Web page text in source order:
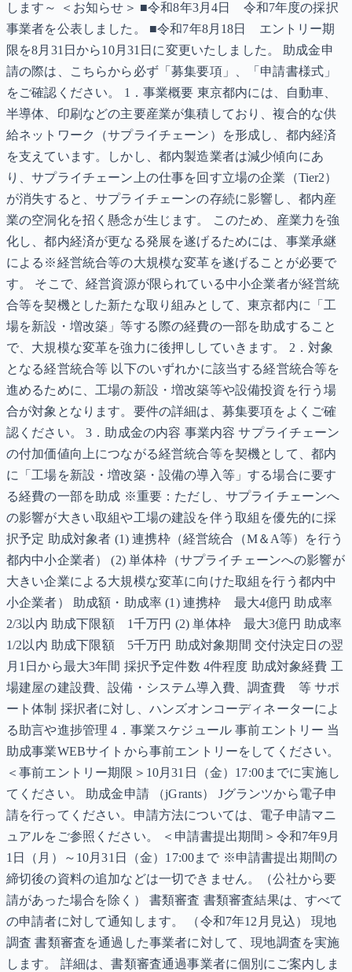
します～ ＜お知らせ＞ ■令和8年3月4日 令和7年度の採択
事業者を公表しました。 ■令和7年8月18日 エントリー期
限を8月31日から10月31日に変更いたしました。 助成金申
請の際は、こちらから必ず「募集要項」、「申請書様式」
をご確認ください。 1．事業概要 東京都内には、自動車、
半導体、印刷などの主要産業が集積しており、複合的な供
給ネットワーク（サプライチェーン）を形成し、都内経済
を支えています。しかし、都内製造業者は減少傾向にあ
り、サプライチェーン上の仕事を回す立場の企業（Tier2）
が消失すると、サプライチェーンの存続に影響し、都内産
業の空洞化を招く懸念が生じます。 このため、産業力を強
化し、都内経済が更なる発展を遂げるためには、事業承継
による※経営統合等の大規模な変革を遂げることが必要で
す。 そこで、経営資源が限られている中小企業者が経営統
合等を契機とした新たな取り組みとして、東京都内に「工
場を新設・増改築」等する際の経費の一部を助成すること
で、大規模な変革を強力に後押ししていきます。 2．対象
となる経営統合等 以下のいずれかに該当する経営統合等を
進めるために、工場の新設・増改築等や設備投資を行う場
合が対象となります。要件の詳細は、募集要項をよくご確
認ください。 3．助成金の内容 事業内容 サプライチェーン
の付加価値向上につながる経営統合等を契機として、都内
に「工場を新設・増改築・設備の導入等」する場合に要す
る経費の一部を助成 ※重要：ただし、サプライチェーンへ
の影響が大きい取組や工場の建設を伴う取組を優先的に採
択予定 助成対象者 (1) 連携枠（経営統合（M＆A等）を行う
都内中小企業者） (2) 単体枠（サプライチェーンへの影響が
大きい企業による大規模な変革に向けた取組を行う都内中
小企業者） 助成額・助成率 (1) 連携枠 最大4億円 助成率
2/3以内 助成下限額 1千万円 (2) 単体枠 最大3億円 助成率
1/2以内 助成下限額 5千万円 助成対象期間 交付決定日の翌
月1日から最大3年間 採択予定件数 4件程度 助成対象経費 工
場建屋の建設費、設備・システム導入費、調査費 等 サポ
ート体制 採択者に対し、ハンズオンコーディネーターによ
る助言や進捗管理 4．事業スケジュール 事前エントリー 当
助成事業WEBサイトから事前エントリーをしてください。
＜事前エントリー期限＞10月31日（金）17:00までに実施し
てください。 助成金申請 （jGrants） Jグランツから電子申
請を行ってください。申請方法については、電子申請マニ
ュアルをご参照ください。 ＜申請書提出期間＞令和7年9月
1日（月）～10月31日（金）17:00まで ※申請書提出期間の
締切後の資料の追加などは一切できません。（公社から要
請があった場合を除く） 書類審査 書類審査結果は、すべて
の申請者に対して通知します。 （令和7年12月見込） 現地
調査 書類審査を通過した事業者に対して、現地調査を実施
します。 詳細は、書類審査通過事業者に個別にご案内しま